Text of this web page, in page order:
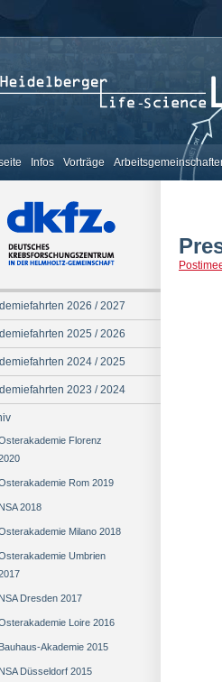
Infos Vorträge
2026 / 2027
2025 / 2026
2024 / 2025
2023 / 2024
Florenz
Rom 2019
NSA 2018
Milano 2018
Umbrien
NSA Dresden 2017
Loire 2016
Bauhaus-Akademie 2015
NSA Düsseldorf 2015